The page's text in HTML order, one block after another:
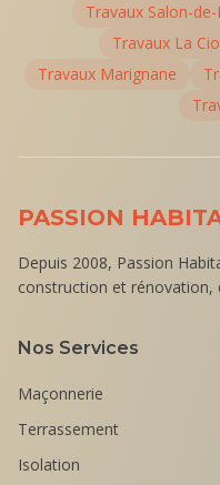
Travaux Salon-
Travaux La
Travaux Marignane
PASSION
Depuis 2008, Passion
construction et rénovation,
Nos Services
Maçonnerie
Terrassement
Isolation